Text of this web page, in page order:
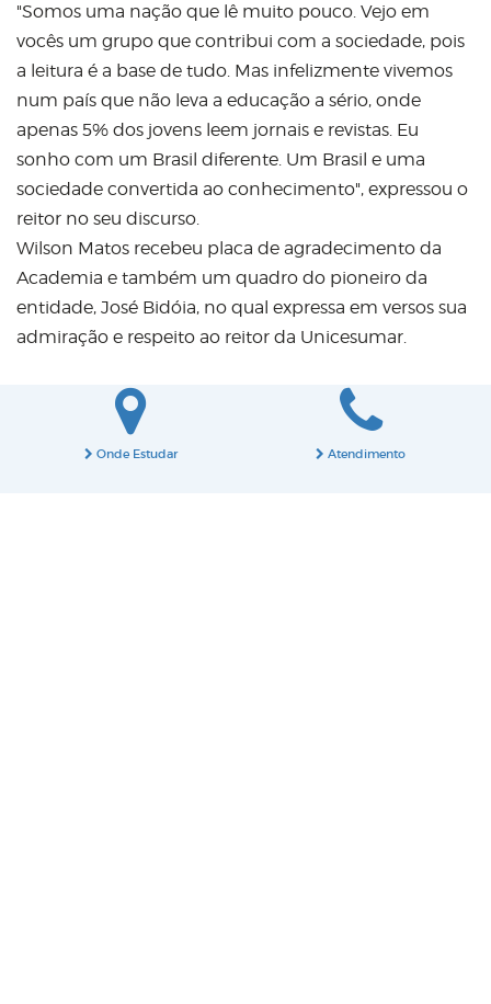
"Somos uma nação que lê muito pouco. Vejo em
vocês um grupo que contribui com a sociedade, pois
a leitura é a base de tudo. Mas infelizmente vivemos
num país que não leva a educação a sério, onde
apenas 5% dos jovens leem jornais e revistas. Eu
sonho com um Brasil diferente. Um Brasil e uma
sociedade convertida ao conhecimento", expressou o
reitor no seu discurso.
Wilson Matos recebeu placa de agradecimento da
Academia e também um quadro do pioneiro da
entidade, José Bidóia, no qual expressa em versos sua
admiração e respeito ao reitor da Unicesumar.
Onde Estudar Atendimento